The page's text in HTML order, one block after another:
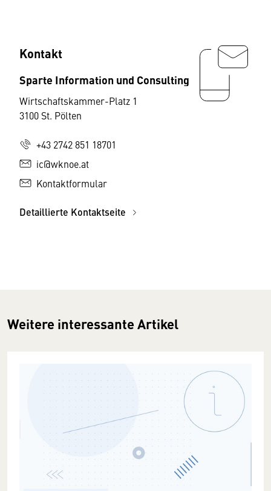
Kontakt
Sparte Information und Consulting
Wirtschaftskammer-Platz 1
3100 St. Pölten
+43 2742 851 18701
ic@wknoe.at
Kontaktformular
Detaillierte Kontaktseite
Weitere interessante Artikel